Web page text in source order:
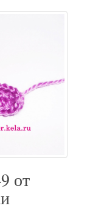
от